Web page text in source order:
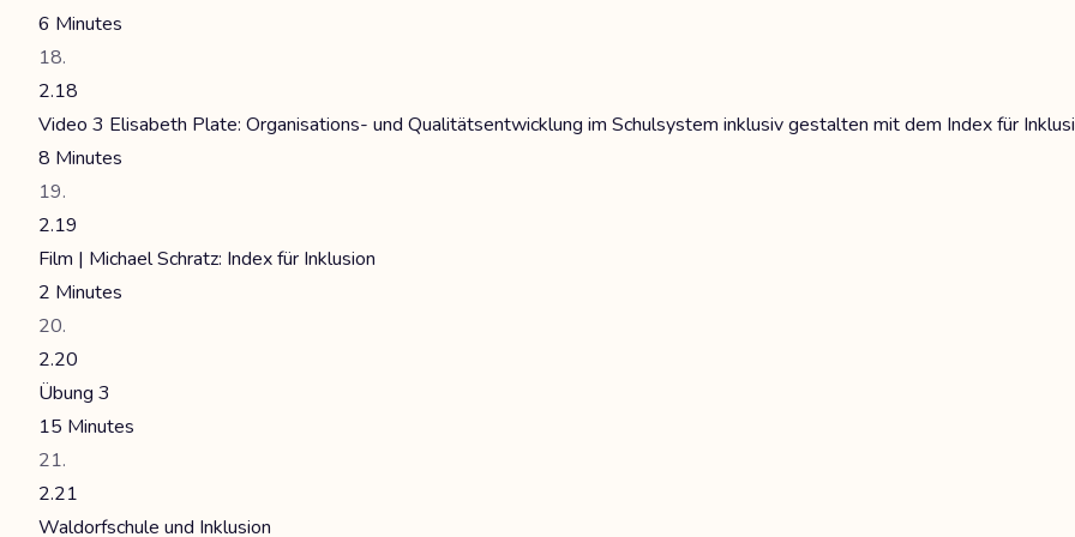
6 Minutes
2.18
Video 3 Elisabeth Plate: Organisations- und Qualitätsentwicklung im Schulsystem inklusiv gestalten mit dem Index für
8 Minutes
2.19
Film | Michael Schratz: Index für Inklusion
2 Minutes
2.20
Übung 3
15 Minutes
2.21
Waldorfschule und Inklusion